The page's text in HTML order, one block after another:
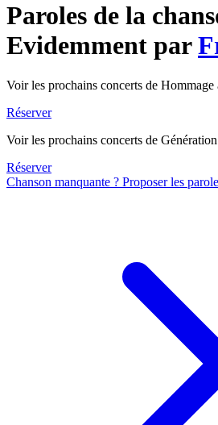
Paroles de la
Evidemment par
Voir les prochains concerts de Hommage
Réserver
Voir les prochains concerts de
Réserver
Chanson manquante ? Proposer les